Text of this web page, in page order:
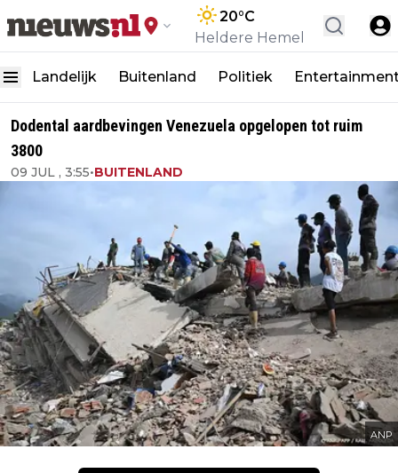
20°C
Heldere Hemel
Landelijk Buitenland Politiek
Dodental aardbevingen Venezuela opgelopen tot ruim
3800
09 JUL , 3:55•BUITENLAND
ANP